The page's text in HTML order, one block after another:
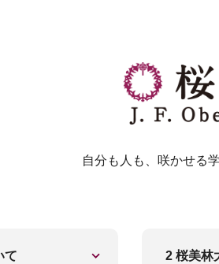
自分も人も、咲かせる
て 2 桜美林